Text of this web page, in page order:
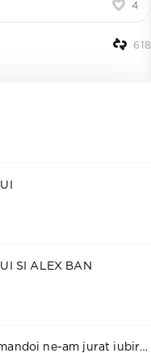
4
618
SI ALEX BAN
Nicoleta Sarbu - Astazi amandoi ne-am jurat iubire 2021